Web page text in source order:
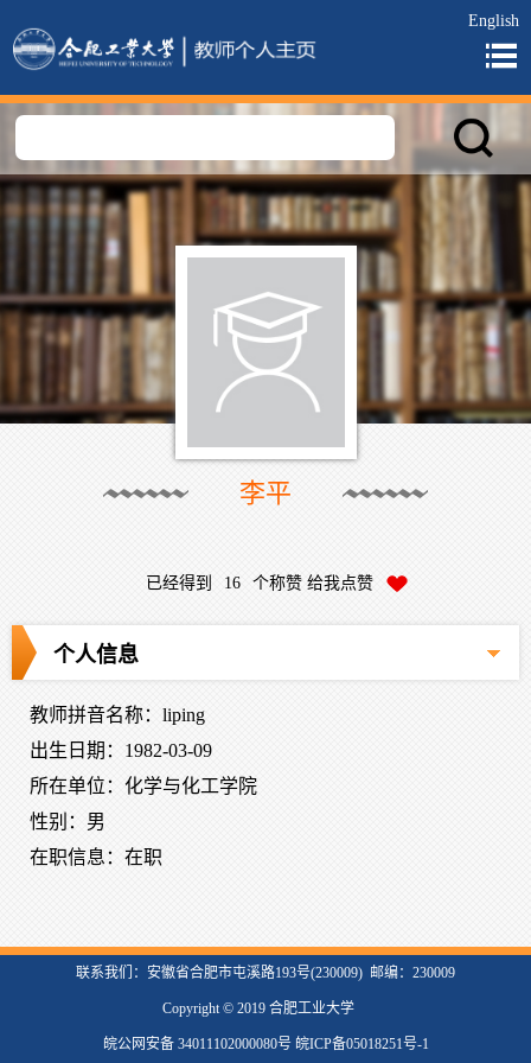
English
李平
已经得到 16 个称赞 给我点赞
个人信息
教师拼音名称：liping
出生日期：1982-03-09
所在单位：化学与化工学院
性别：男
在职信息：在职
联系我们：安徽省合肥市屯溪路193号(230009) 邮编：230009
Copyright © 2019 合肥工业大学
皖公网安备 34011102000080号 皖ICP备05018251号-1